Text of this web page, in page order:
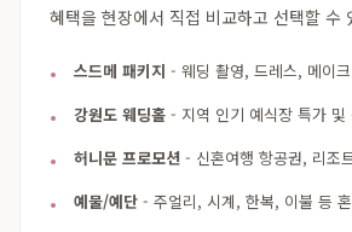
혜택을 현장에서 직접 비교하고 선택할 수
스드메 패키지 - 웨딩 촬영, 드레스, 메이
강원도 웨딩홀 - 지역 인기 예식장 특가 및
허니문 프로모션 - 신혼여행 항공권, 리조
예물/예단 - 주얼리, 시계, 한복, 이불 등